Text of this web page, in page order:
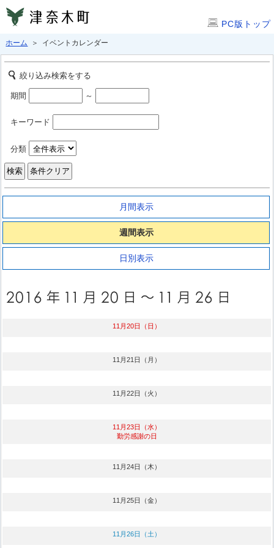
PC版トップ
ホーム ＞ イベントカレンダー
絞り込み検索をする
期間 ～
キーワード
分類
月間表示
週間表示
日別表示
11月20日（日）
11月21日（月）
11月22日（火）
11月23日（水）
勤労感謝の日
11月24日（木）
11月25日（金）
11月26日（土）